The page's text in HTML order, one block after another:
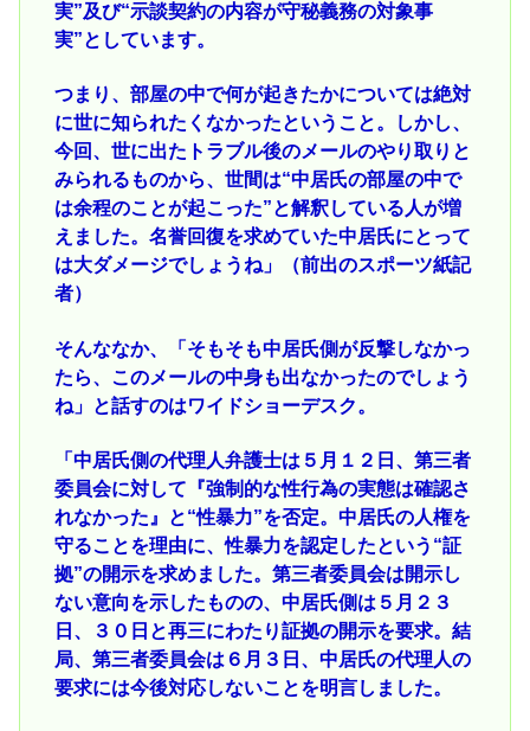
実”及び“示談契約の内容が守秘義務の対象事
実”としています。
つまり、部屋の中で何が起きたかについては絶対
に世に知られたくなかったということ。しかし、
今回、世に出たトラブル後のメールのやり取りと
みられるものから、世間は“中居氏の部屋の中で
は余程のことが起こった”と解釈している人が増
えました。名誉回復を求めていた中居氏にとって
は大ダメージでしょうね」（前出のスポーツ紙記
者）
そんななか、「そもそも中居氏側が反撃しなかっ
たら、このメールの中身も出なかったのでしょう
ね」と話すのはワイドショーデスク。
「中居氏側の代理人弁護士は５月１２日、第三者
委員会に対して『強制的な性行為の実態は確認さ
れなかった』と“性暴力”を否定。中居氏の人権を
守ることを理由に、性暴力を認定したという“証
拠”の開示を求めました。第三者委員会は開示し
ない意向を示したものの、中居氏側は５月２３
日、３０日と再三にわたり証拠の開示を要求。結
局、第三者委員会は６月３日、中居氏の代理人の
要求には今後対応しないことを明言しました。